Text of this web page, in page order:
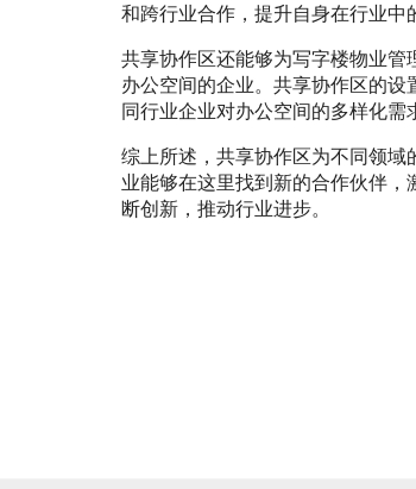
和跨行业合作，提升自身在行业中
共享协作区还能够为写字楼物业
办公空间的企业。共享协作区的
同行业企业对办公空间的多样化需
综上所述，共享协作区为不同领
业能够在这里找到新的合作伙伴
断创新，推动行业进步。